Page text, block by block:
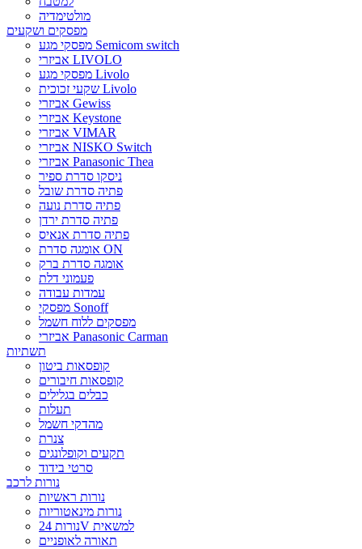
מולטימדיה
מפסקים ושקעים
מפסקי מגע Semicom switch
אביזרי LIVOLO
מפסקי מגע Livolo
שקעי זכוכית Livolo
אביזרי Gewiss
אביזרי Keystone
אביזרי VIMAR
אביזרי NISKO Switch
אביזרי Panasonic Thea
ניסקו סדרת ספיר
פתיה סדרת שובל
פתיה סדרת נועה
פתיה סדרת ירדן
פתיה סדרת אנאיס
אומגה סדרת ON
אומגה סדרת ברק
פעמוני דלת
עמדות עבודה
מפסקי Sonoff
מפסקים ללוח חשמל
אביזרי Panasonic Carman
תשתיות
קופסאות ביטון
קופסאות חיבורים
כבלים בגלילים
תעלות
מהדקי חשמל
צנרת
תקעים וקופלונגים
סרטי בידוד
נורות לרכב
נורות ראשיות
נורות מינאטוריות
נורות 24V למשאית
תאורה לאופניים